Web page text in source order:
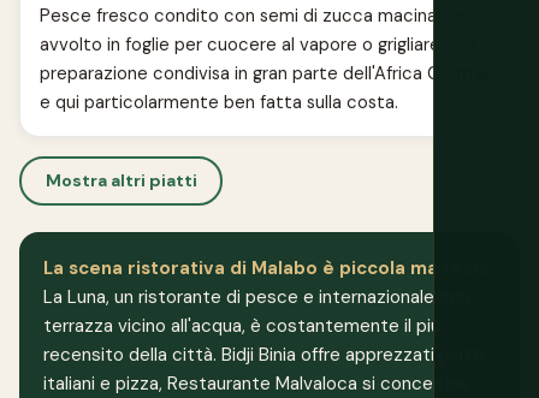
Pesce fresco condito con semi di zucca macinati e
avvolto in foglie per cuocere al vapore o grigliare, una
preparazione condivisa in gran parte dell'Africa Centrale
e qui particolarmente ben fatta sulla costa.
Mostra altri piatti
La scena ristorativa di Malabo è piccola ma reale:
La Luna, un ristorante di pesce e internazionale con
terrazza vicino all'acqua, è costantemente il più
recensito della città. Bidji Binia offre apprezzati piatti
italiani e pizza, Restaurante Malvaloca si concentra